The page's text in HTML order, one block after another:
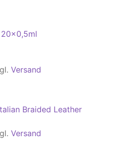
20x0,5ml
Versand
Braided Leather
Versand